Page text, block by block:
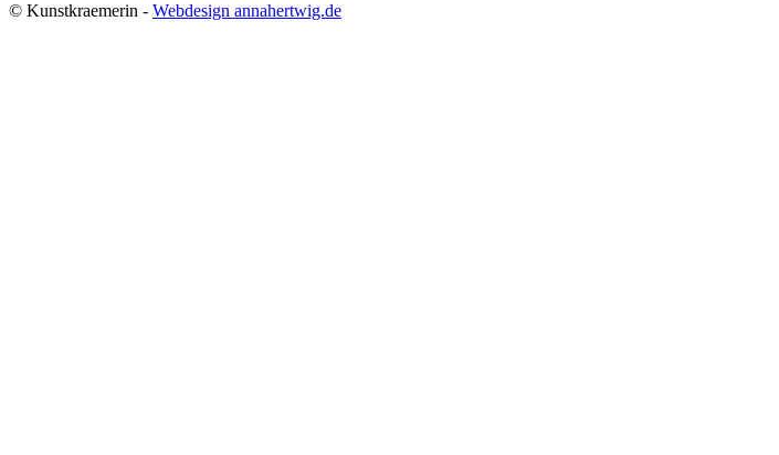
© Kunstkraemerin - Webdesign annahertwig.de